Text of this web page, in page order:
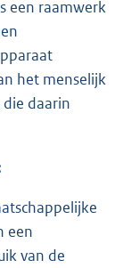
een raamwerk
het menselijk
daarin
een
van de